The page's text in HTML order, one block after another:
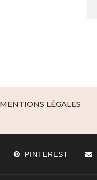
MENTIONS LÉGALES
PINTEREST